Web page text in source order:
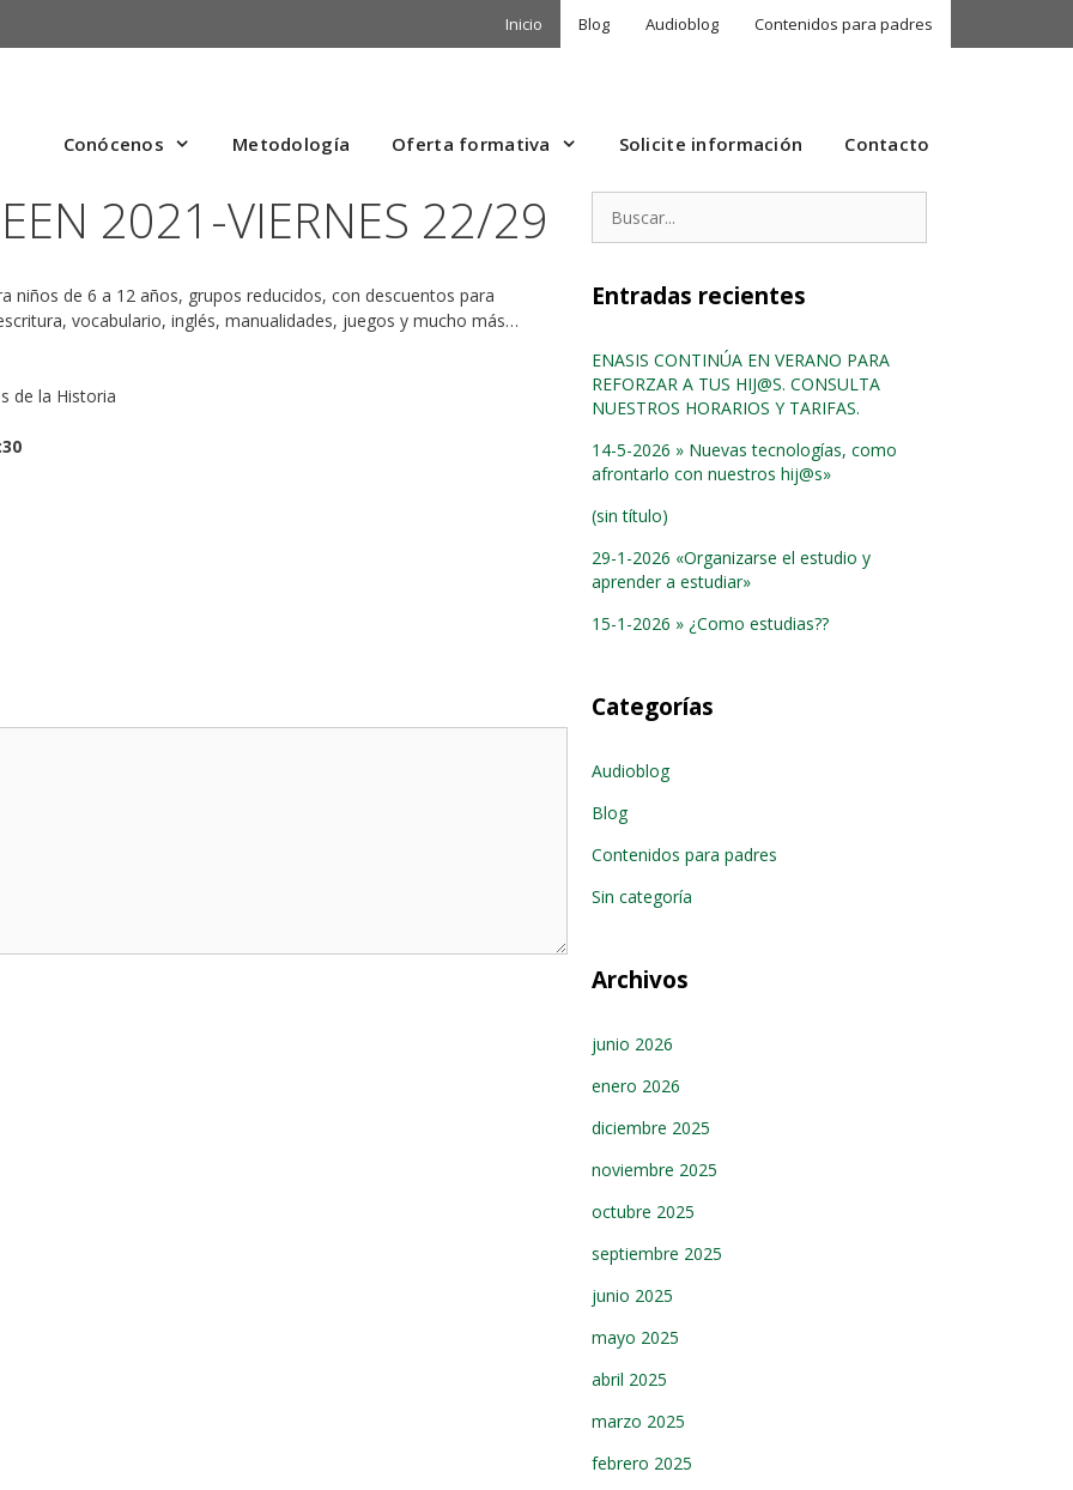
Inicio Blog Audioblog Contenidos para padres
Conócenos Metodología Oferta formativa Solicite información Contacto
2021-VIERNES 22/29
niños de 6 a 12 años, grupos reducidos, con descuentos para
vocabulario, inglés, manualidades, juegos y mucho más…
Entradas recientes
ENASIS CONTINÚA EN VERANO PARA
REFORZAR A TUS HIJ@S. CONSULTA
NUESTROS HORARIOS Y TARIFAS.
14-5-2026 » Nuevas tecnologías, como
afrontarlo con nuestros hij@s»
(sin título)
29-1-2026 «Organizarse el estudio y
aprender a estudiar»
15-1-2026 » ¿Como estudias??
Categorías
Audioblog
Blog
Contenidos para padres
Sin categoría
Archivos
junio 2026
enero 2026
diciembre 2025
noviembre 2025
octubre 2025
septiembre 2025
junio 2025
mayo 2025
abril 2025
marzo 2025
febrero 2025